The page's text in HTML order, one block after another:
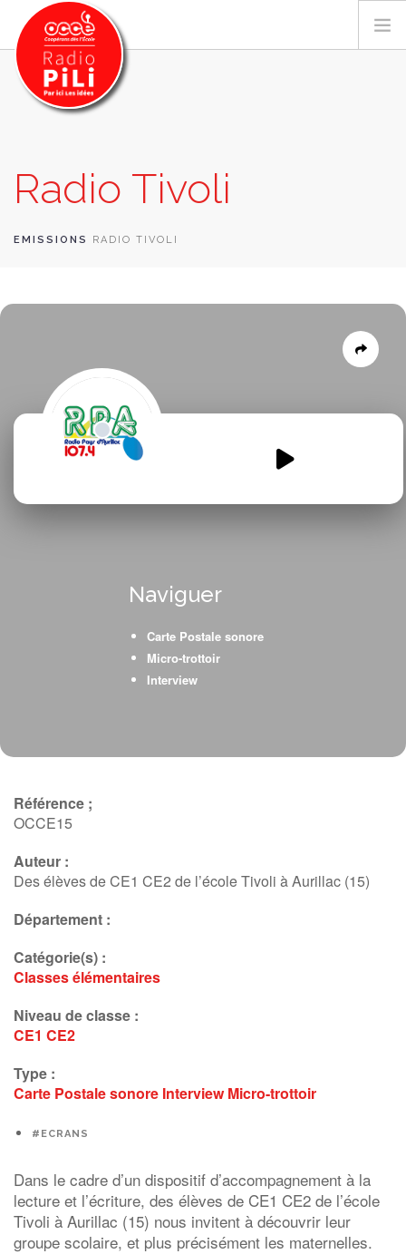
GRILLE DES PROGRAMMES
EMISSIONS / PODCASTS
CONTACT
Radio Tivoli
EMISSIONS RADIO TIVOLI
emission-TIVOLI-maternelle-
Naviguer
Carte Postale sonore
Micro-trottoir
Interview
Référence ;
OCCE15
Auteur :
Des élèves de CE1 CE2 de l’école Tivoli à Aurillac (15)
Département :
Catégorie(s) :
Classes élémentaires
Niveau de classe :
CE1 CE2
Type :
Carte Postale sonore Interview Micro-trottoir
#ECRANS
Dans le cadre d’un dispositif d’accompagnement à la
lecture et l’écriture, des élèves de CE1 CE2 de l’école
Tivoli à Aurillac (15) nous invitent à découvrir leur
groupe scolaire, et plus précisément les maternelles.